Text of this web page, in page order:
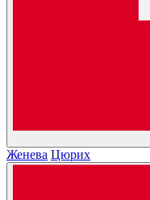
Женева Цюрих